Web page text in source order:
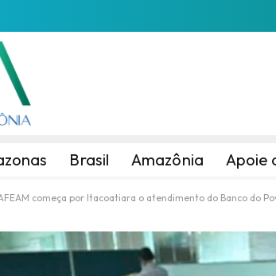
Brasil Amazônia Apoie
começa por Itacoatiara o atendimento do Banco do